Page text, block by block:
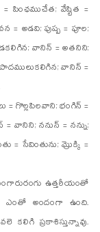
వేష్టిత =
= అడవి; పుష్ప = పూల;
వానిన్ = అతనిని;
వానిన్ =
= గొల్లపిలవాని; భంగిన్ =
= వానిని; ననున్ = నన్ను;
= సేవింతును; మ్రొక్కి =
ఉత్తరీయంతో
ఎంతో అందంగా ఉంది.
ప్రకాశిస్తున్నావు.